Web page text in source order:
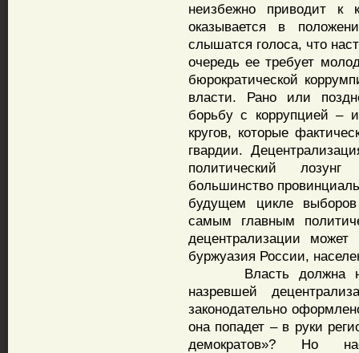
неизбежно приводит к
оказывается в
слышатся голоса, что
очередь ее требует
бюрократической
власти. Рано или
борьбу с коррупцией –
кругов, которые
гвардии.
политический
большинство
будущем цикле
самым главным
децентрализации может
буржуазия России,
Власть должна
назревшей
законодательно
она попадет – в руки
демократов»? Но